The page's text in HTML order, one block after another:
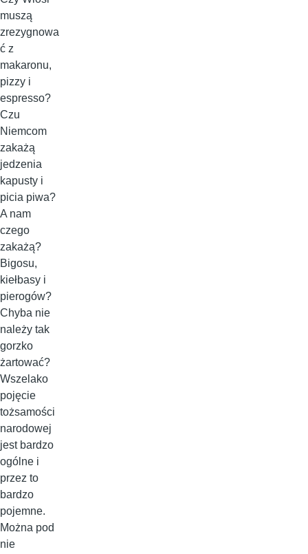
muszą
zrezygnowa
ć z
makaronu,
pizzy i
espresso?
Czu
Niemcom
zakażą
jedzenia
kapusty i
picia piwa?
A nam
czego
zakażą?
Bigosu,
kiełbasy i
pierogów?
Chyba nie
należy tak
gorzko
żartować?
Wszelako
pojęcie
tożsamości
narodowej
jest bardzo
ogólne i
przez to
bardzo
pojemne.
Można pod
nie